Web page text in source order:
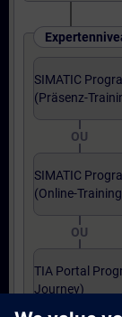
SIMATIC
(Präsenz-
OU
SIMATIC
(Online-
OU
TIA Portal
Journey)